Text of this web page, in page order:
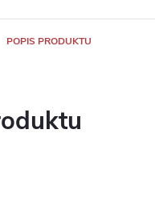
POPIS PRODUKTU